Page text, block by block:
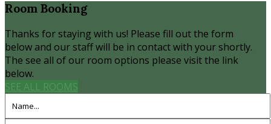
Room Booking
Thanks for staying with us! Please fill out the form
below and our staff will be in contact with your shortly.
The see all of our room options please visit the link
below.
SEE ALL ROOMS